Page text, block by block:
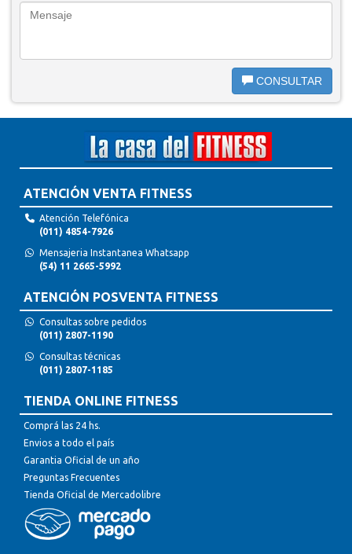
CONSULTAR
ATENCIÓN VENTA FITNESS
Atención Telefónica
(011) 4854-7926
Mensajeria Instantanea Whatsapp
(54) 11 2665-5992
ATENCIÓN POSVENTA FITNESS
Consultas sobre pedidos
(011) 2807-1190
Consultas técnicas
(011) 2807-1185
TIENDA ONLINE FITNESS
Comprá las 24 hs.
Envios a todo el país
Garantia Oficial de un año
Preguntas Frecuentes
Tienda Oficial de Mercadolibre